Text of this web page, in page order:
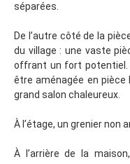
séparées.
De l’autre côté de la
du village : une vaste
offrant un fort potentiel.
être aménagée en
grand salon chaleureux.
À l’étage, un grenier non
À l’arrière de la